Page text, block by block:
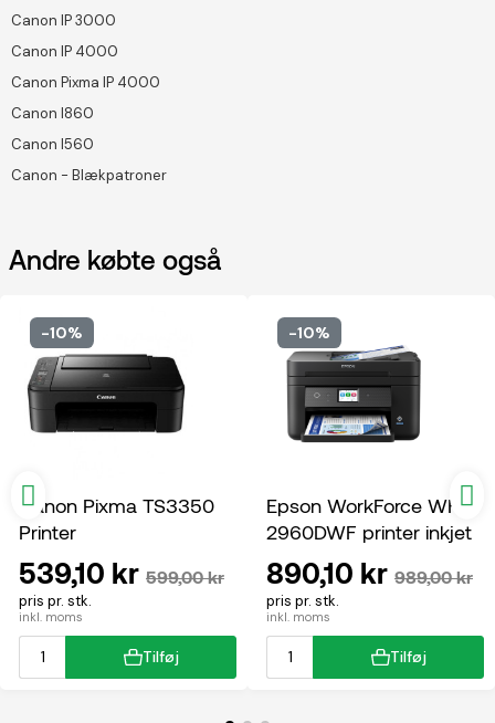
Canon IP 3000
Canon IP 4000
Canon Pixma IP 4000
Canon I860
Canon I560
Canon - Blækpatroner
Andre købte også
-10%
Canon Pixma TS3350
Printer
pris pr. stk.
inkl. moms
539,10 kr 599,00 kr
Tilføj
-10%
Epson WorkForce WF-
2960DWF printer inkjet
multifunktion
pris pr. stk.
inkl. moms
890,10 kr 989,00 kr
Tilføj